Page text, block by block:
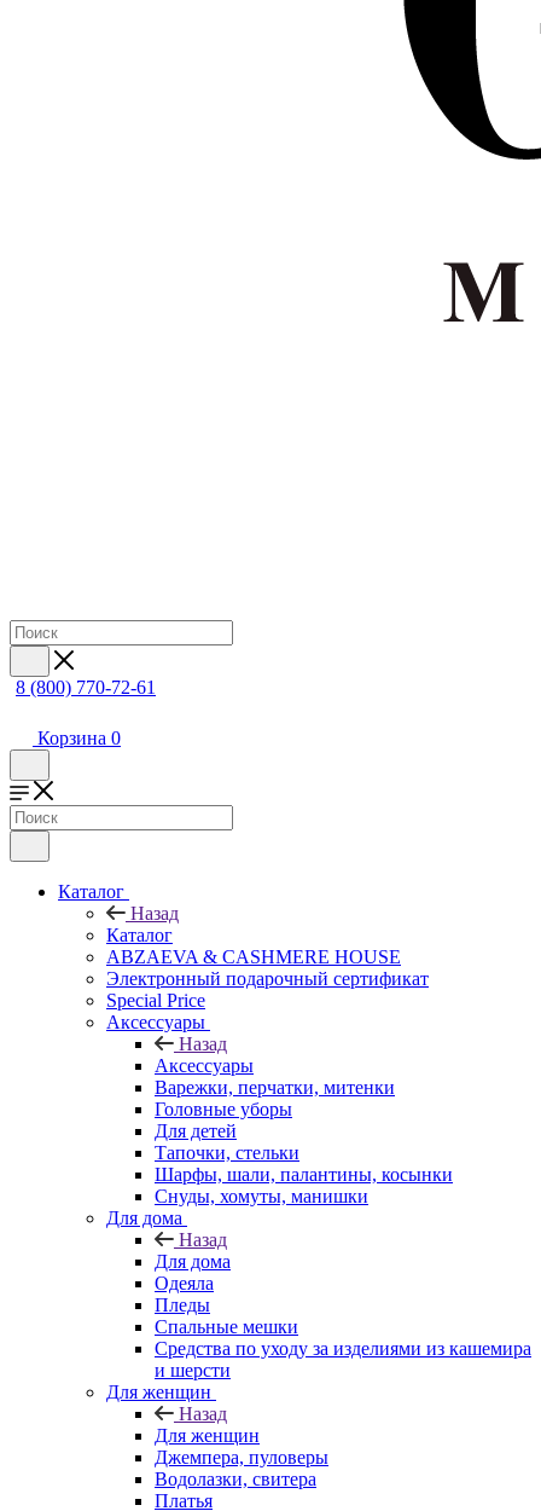
8 (800) 770-72-61
Корзина 0
Каталог
Назад
Каталог
ABZAEVA & CASHMERE HOUSE
Электронный подарочный сертификат
Special Price
Аксессуары
Назад
Аксессуары
Варежки, перчатки, митенки
Головные уборы
Для детей
Тапочки, стельки
Шарфы, шали, палантины, косынки
Снуды, хомуты, манишки
Для дома
Назад
Для дома
Одеяла
Пледы
Спальные мешки
Средства по уходу за изделиями из кашемира
и шерсти
Для женщин
Назад
Для женщин
Джемпера, пуловеры
Водолазки, свитера
Платья